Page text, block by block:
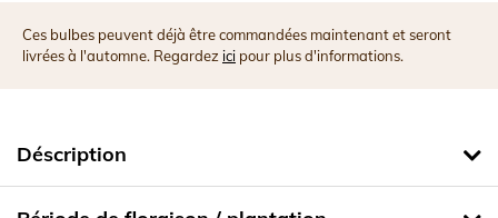
Ces bulbes peuvent déjà être commandées maintenant et seront
livrées à l'automne. Regardez ici pour plus d'informations.
Déscription